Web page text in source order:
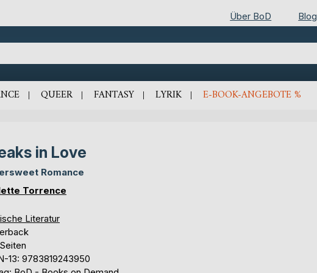
Über BoD Blog
QUEER FANTASY LYRIK E-BOOK-ANGEBOTE %
in Love
Romance
Torrence
Literatur
13: 9783819243950